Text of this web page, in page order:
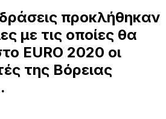
προκλήθηκαν
με τις οποίες θα
EURO 2020 οι
της Βόρειας